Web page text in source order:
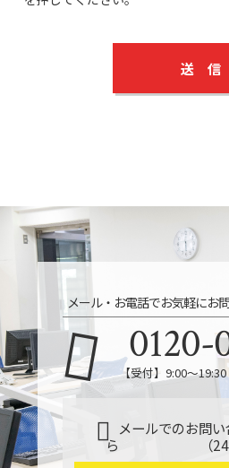
メール・お電話でお気軽にお
0120-
【受付】9:00～
メールでのお問
ら （24時間